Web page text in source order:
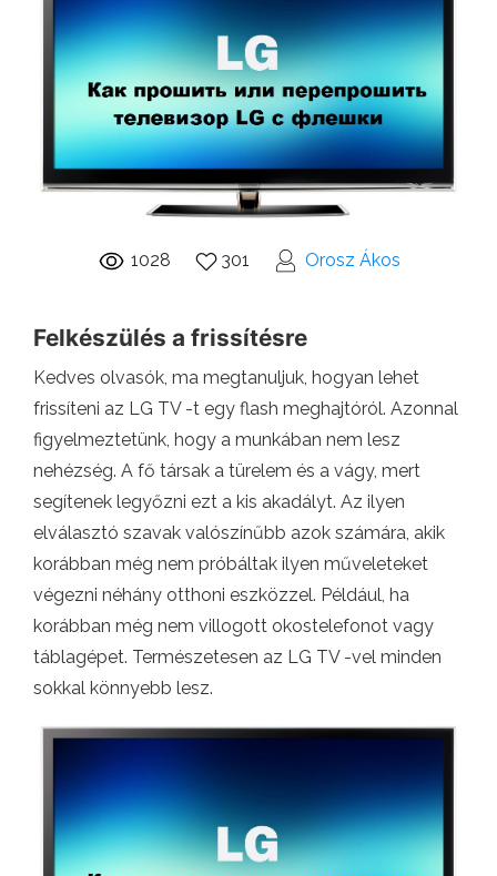
1028 301 Orosz Ákos
Felkészülés a frissítésre
Kedves olvasók, ma megtanuljuk, hogyan lehet
frissíteni az LG TV -t egy flash meghajtóról. Azonnal
figyelmeztetünk, hogy a munkában nem lesz
nehézség. A fő társak a türelem és a vágy, mert
segítenek legyőzni ezt a kis akadályt. Az ilyen
elválasztó szavak valószínűbb azok számára, akik
korábban még nem próbáltak ilyen műveleteket
végezni néhány otthoni eszközzel. Például, ha
korábban még nem villogott okostelefonot vagy
táblagépet. Természetesen az LG TV -vel minden
sokkal könnyebb lesz.